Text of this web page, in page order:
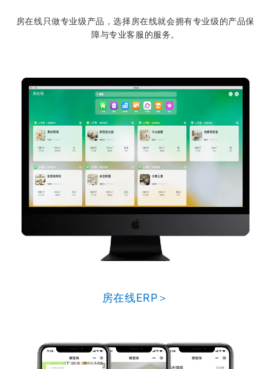
房在线只做专业级产品，选择房在线就会拥有专业级的产品保
障与专业客服的服务。
房在线ERP＞